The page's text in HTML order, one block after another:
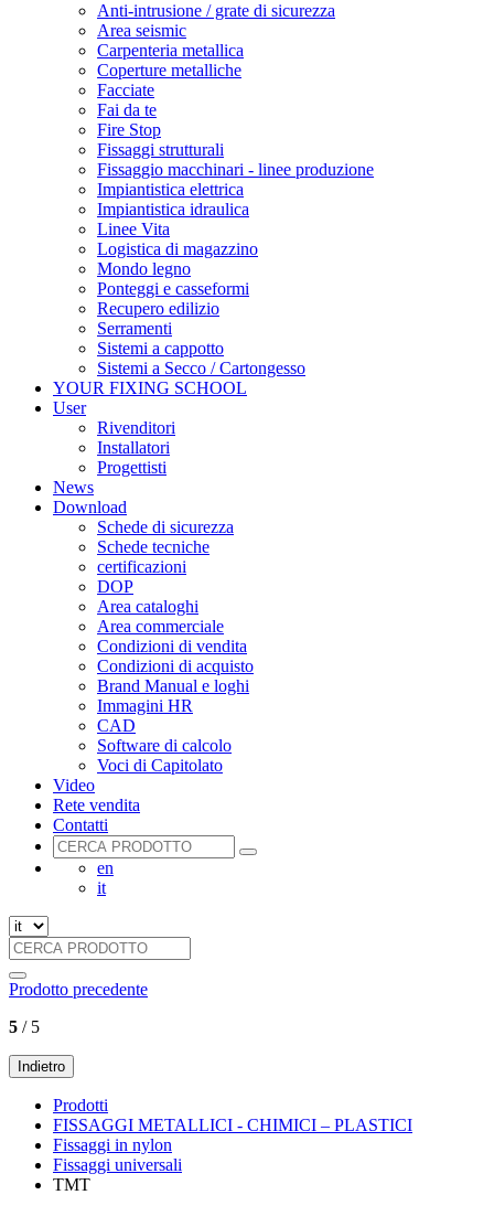
Anti-intrusione / grate di sicurezza
Area seismic
Carpenteria metallica
Coperture metalliche
Facciate
Fai da te
Fire Stop
Fissaggi strutturali
Fissaggio macchinari - linee produzione
Impiantistica elettrica
Impiantistica idraulica
Linee Vita
Logistica di magazzino
Mondo legno
Ponteggi e casseformi
Recupero edilizio
Serramenti
Sistemi a cappotto
Sistemi a Secco / Cartongesso
YOUR FIXING SCHOOL
User
Rivenditori
Installatori
Progettisti
News
Download
Schede di sicurezza
Schede tecniche
certificazioni
DOP
Area cataloghi
Area commerciale
Condizioni di vendita
Condizioni di acquisto
Brand Manual e loghi
Immagini HR
CAD
Software di calcolo
Voci di Capitolato
Video
Rete vendita
Contatti
en
it
Prodotto precedente
5 / 5
Indietro
Prodotti
FISSAGGI METALLICI - CHIMICI – PLASTICI
Fissaggi in nylon
Fissaggi universali
TMT